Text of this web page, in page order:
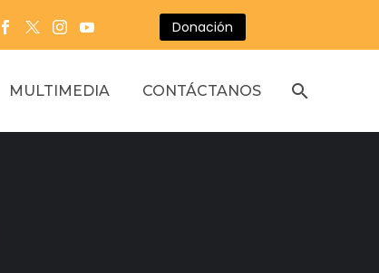
Donación
MULTIMEDIA CONTÁCTANOS